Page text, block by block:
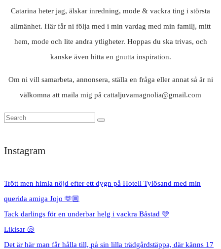
Catarina heter jag, älskar inredning, mode & vackra ting i största
allmänhet. Här får ni följa med i min vardag med min familj, mitt
hem, mode och lite andra ytligheter. Hoppas du ska trivas, och
kanske även hitta en gnutta inspiration.
Om ni vill samarbeta, annonsera, ställa en fråga eller annat så är ni
välkomna att maila mig på cattaljuvamagnolia@gmail.com
Instagram
Trött men himla nöjd efter ett dygn på Hotell Tylösand med min
querida amiga Jojo 🫶🏼
Tack darlings för en underbar helg i vackra Båstad 🩵
Likisar 🐚
Det är här man får hålla till, på sin lilla trädgårdstäppa, där känns 17